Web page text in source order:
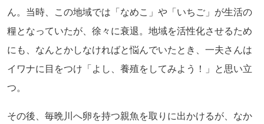
ん。当時、この地域では「なめこ」や「いちご」が生活の
糧となっていたが、徐々に衰退。地域を活性化させるため
にも、なんとかしなければと悩んでいたとき、一夫さんは
イワナに目をつけ「よし、養殖をしてみよう！」と思い立
つ。
その後、毎晩川へ卵を持つ親魚を取りに出かけるが、なか